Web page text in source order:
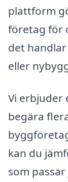
plattform
företag för
det
eller
Vi erbjuder
begära
kan du
som